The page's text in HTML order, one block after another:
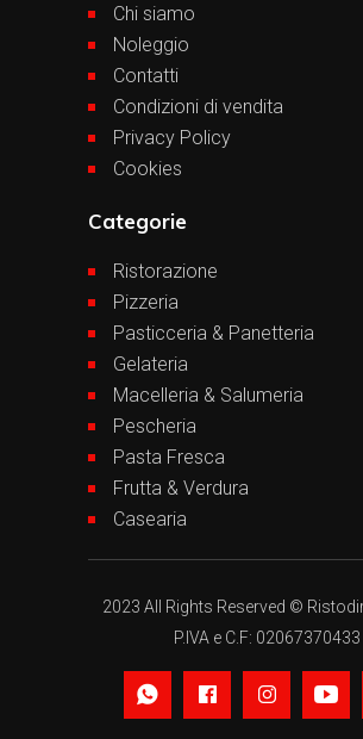
Chi siamo
Noleggio
Contatti
Condizioni di vendita
Privacy Policy
Cookies
Categorie
Ristorazione
Pizzeria
Pasticceria & Panetteria
Gelateria
Macelleria & Salumeria
Pescheria
Pasta Fresca
Frutta & Verdura
Casearia
2023 All Rights Reserved ©
P.IVA e C.F: 02067370433